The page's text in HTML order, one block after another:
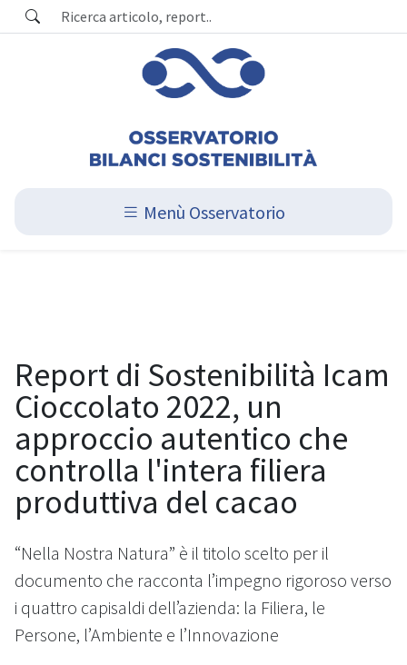
Menù Osservatorio
Report di Sostenibilità Icam
Cioccolato 2022, un
approccio autentico che
controlla l'intera filiera
produttiva del cacao
“Nella Nostra Natura” è il titolo scelto per il
documento che racconta l’impegno rigoroso verso
i quattro capisaldi dell’azienda: la Filiera, le
Persone, l’Ambiente e l’Innovazione